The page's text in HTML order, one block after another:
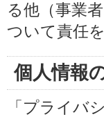
る他（事業
ついて責任
個人情報
「プライバ